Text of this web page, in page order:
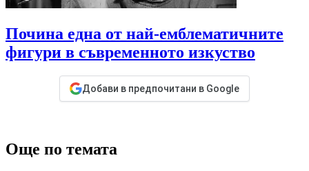
Почина една от най-емблематичните
фигури в съвременното изкуство
Добави в предпочитани в Google
Още по темата